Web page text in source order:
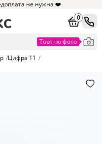
не нужна ❤️
0
/Цифра 11 /